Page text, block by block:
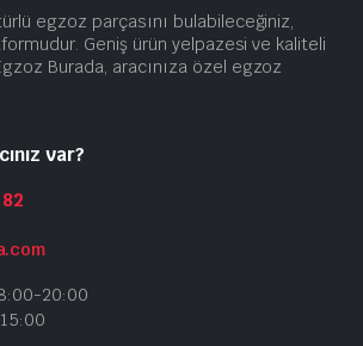
egzoz parçasını bulabileceğiniz,
Geniş ürün yelpazesi ve kaliteli
Burada, aracınıza özel egzoz
var?
20:00